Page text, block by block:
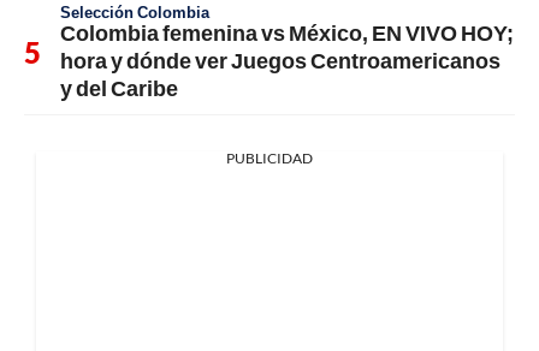
Selección Colombia
Colombia femenina vs México, EN VIVO HOY;
hora y dónde ver Juegos Centroamericanos
y del Caribe
PUBLICIDAD